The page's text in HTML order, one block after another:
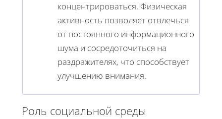
концентрироваться. Физическая
активность позволяет отвлечься
от постоянного информационного
шума и сосредоточиться на
раздражителях, что способствует
улучшению внимания.
Роль социальной среды